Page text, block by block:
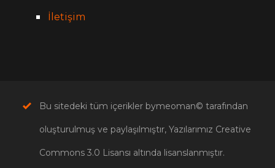
İletişim
Bu sitedeki tüm içerikler bymeoman© tarafından
oluşturulmuş ve paylaşılmıştır, Yazılarımız Creative
Commons 3.0 Lisansı altında lisanslanmıştır.